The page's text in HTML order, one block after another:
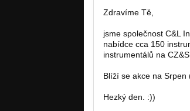
Zdravíme Tě,
jsme společnost C&L
nabídce cca 150
instrumentálů na
Blíží se akce na Srpen
Hezký den. :))